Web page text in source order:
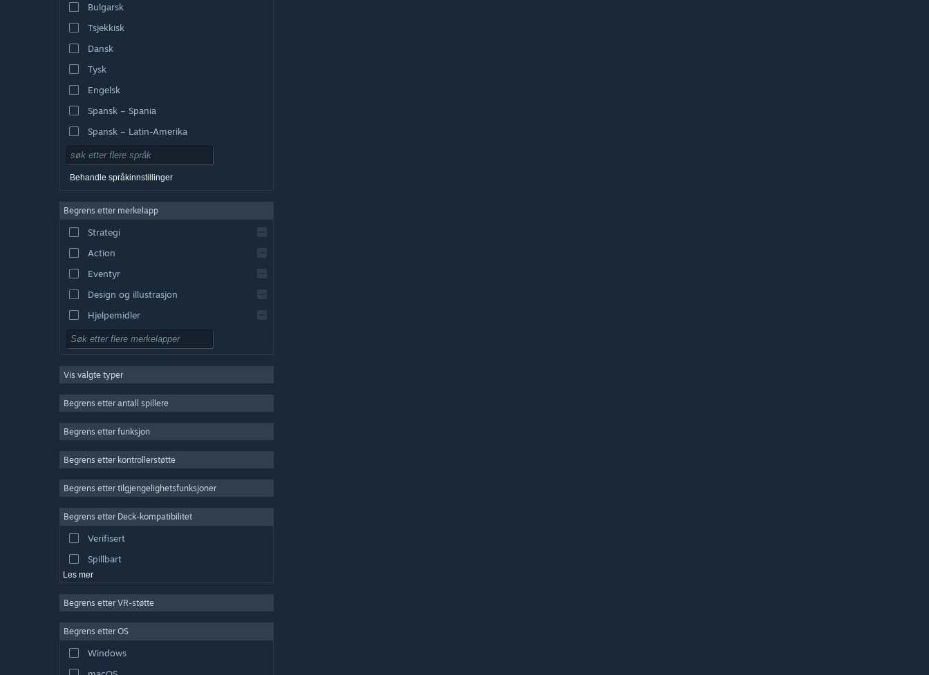
Bulgarsk
Tsjekkisk
Dansk
Tysk
Engelsk
Spansk – Spania
Spansk – Latin-Amerika
Behandle språkinnstillinger
Begrens etter merkelapp
Strategi
Action
Eventyr
Design og illustrasjon
Hjelpemidler
Gratis å spille
Massivt flerspiller
Indie
Simulering
Videoproduksjon
Fotoredigering
Vis valgte typer
Begrens etter antall spillere
Begrens etter funksjon
Begrens etter kontrollerstøtte
Begrens etter tilgjengelighetsfunksjoner
Begrens etter Deck-kompatibilitet
Verifisert
Spillbart
Les mer
Begrens etter VR-støtte
Begrens etter OS
Windows